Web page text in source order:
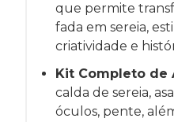
que permite
fada em sereia,
criatividade e
Kit Completo de
calda de sereia,
óculos, pente,